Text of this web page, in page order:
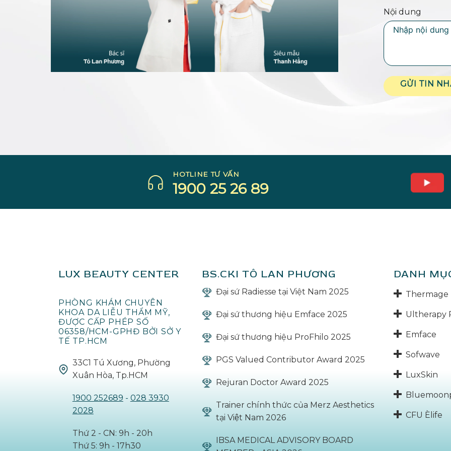
Nội dung
GỬI TIN
HOTLINE TƯ VẤN
1900 25 26 89
LUX BEAUTY CENTER
PHÒNG KHÁM CHUYÊN
KHOA DA LIỄU THẨM MỸ,
ĐƯỢC CẤP PHÉP SỐ
06358/HCM-GPHĐ BỞI SỞ Y
TẾ TP.HCM
33C1 Tú Xương, Phường
Xuân Hòa, Tp.HCM
1900 252689 - 028 3930
2028
Thứ 2 - CN: 9h - 20h
Thứ 5: 9h - 17h30
BS.CKI TÔ LAN PHƯƠNG
Đại sứ Radiesse tại Việt Nam 2025
Đại sứ thương hiệu Emface 2025
Đại sứ thương hiệu ProFhilo 2025
PGS Valued Contributor Award 2025
Rejuran Doctor Award 2025
Trainer chính thức của Merz Aesthetics
tại Việt Nam 2026
IBSA MEDICAL ADVISORY BOARD
DANH
Thermage
Ultherapy
Emface
Sofwave
LuxSkin
CFU Èlife